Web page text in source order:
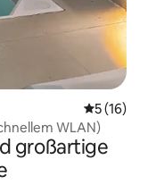
5 (16)
WLAN)
großartige